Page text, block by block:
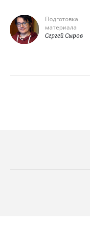
Подготовка
материала
Сергей Сыров